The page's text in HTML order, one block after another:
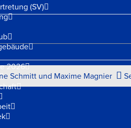
(SV)
2026
Schmitt und Maxime Magnier